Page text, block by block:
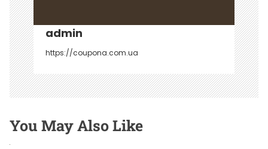
а
п
и
с
я
м
admin
https://coupona.com.ua
You May Also Like